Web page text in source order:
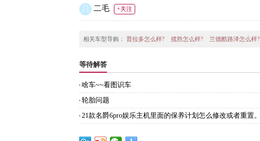
二毛 +关注
相关车型导购： 普拉多怎么样? 揽胜怎么样? 兰德酷路泽怎么样?
等待解答
啥车~~看图识车
轮胎问题
21款名爵6pro娱乐主机里面的保养计划怎么修改或者重置。